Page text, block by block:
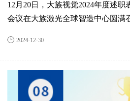
12月20日，大族视觉2024年度述职
会议在大族激光全球智造中心圆满
2024-12-30